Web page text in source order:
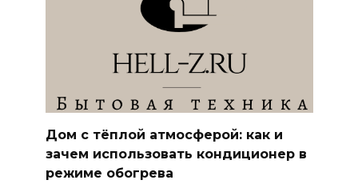
Дом с тёплой атмосферой: как и
зачем использовать кондиционер в
режиме обогрева